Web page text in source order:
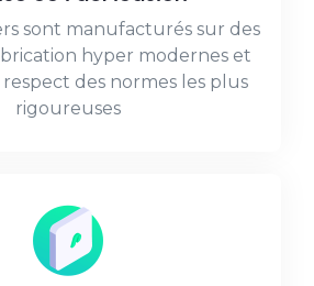
sont manufacturés sur des
hyper modernes et
des normes les plus
rigoureuses